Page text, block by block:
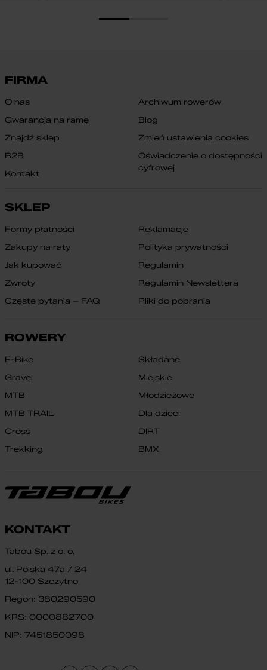
FIRMA
O nas
Gwarancja na ramę
Znajdź sklep
B2B
Kontakt
Archiwum rowerów
Blog
Zmień ustawienia cookies
Oświadczenie o dostępności
cyfrowej
SKLEP
Formy płatności
Zakupy na raty
Jak kupować
Zwroty
Częste pytania – FAQ
Reklamacje
Polityka prywatności
Regulamin
Regulamin Newslettera
Pliki do pobrania
ROWERY
E-Bike
Gravel
MTB
MTB TRAIL
Cross
Trekking
Składane
Miejskie
Młodzieżowe
Dla dzieci
DIRT
BMX
KONTAKT
Tabou Sp. z o. o.
ul. Polska 47a / 24
12-100 Szczytno
Regon: 380290590
KRS: 0000882700
NIP: 7451850098